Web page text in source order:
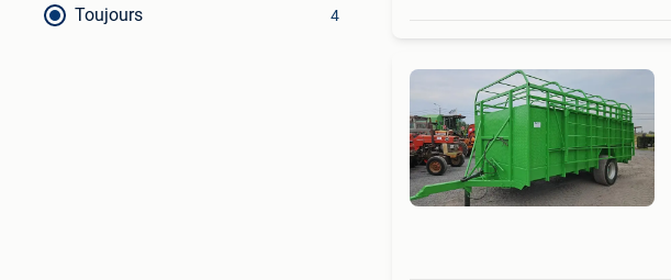
Toujours 4